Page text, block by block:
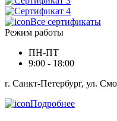
Все сертификаты
Режим работы
ПН-ПТ
9:00 - 18:00
г. Санкт-Петербург, ул.
Подробнее